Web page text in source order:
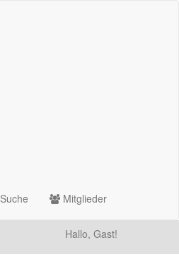
Suche Mitglieder
Hallo, Gast!